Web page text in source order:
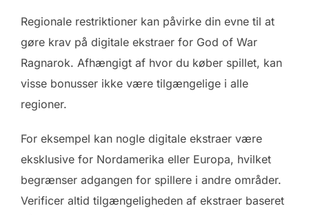
Regionale restriktioner kan påvirke din evne til at
gøre krav på digitale ekstraer for God of War
Ragnarok. Afhængigt af hvor du køber spillet, kan
visse bonusser ikke være tilgængelige i alle
regioner.
For eksempel kan nogle digitale ekstraer være
eksklusive for Nordamerika eller Europa, hvilket
begrænser adgangen for spillere i andre områder.
Verificer altid tilgængeligheden af ekstraer baseret